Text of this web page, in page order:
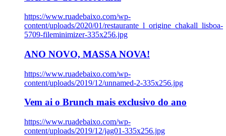
https://www.ruadebaixo.com/wp-
content/uploads/2020/01/restaurante_l_origine_chakall_lisboa-
5709-fileminimizer-335x256.jpg
ANO NOVO, MASSA NOVA!
https://www.ruadebaixo.com/wp-
content/uploads/2019/12/unnamed-2-335x256.jpg
Vem ai o Brunch mais exclusivo do ano
https://www.ruadebaixo.com/wp-
content/uploads/2019/12/jag01-335x256.jpg